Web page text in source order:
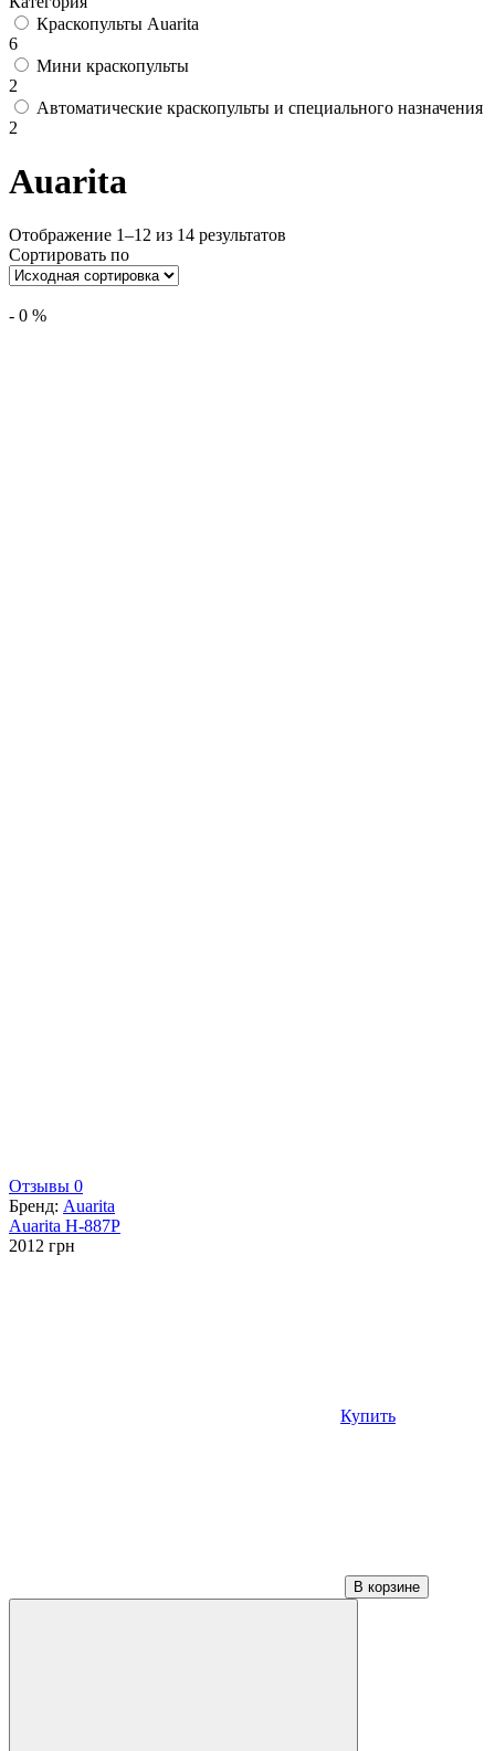
Краскопульты Auarita
6
Мини краскопульты
2
Автоматические краскопульты и специального назначения
2
Auarita
Отображение 1–12 из 14 результатов
Сортировать по
- 0 %
Отзывы 0
Бренд: Auarita
Auarita H-887P
2012 грн
Купить
В корзине